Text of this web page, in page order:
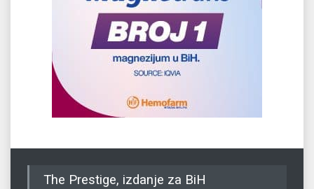
The Prestige, izdanje za BiH